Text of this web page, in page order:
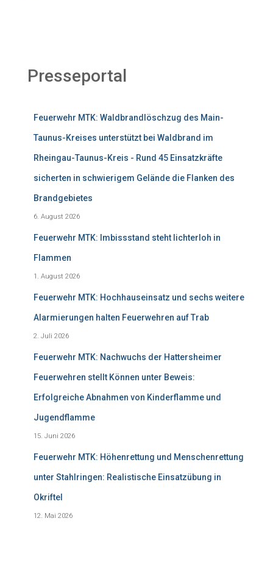
Presseportal
Feuerwehr MTK: Waldbrandlöschzug des Main-
Taunus-Kreises unterstützt bei Waldbrand im
Rheingau-Taunus-Kreis - Rund 45 Einsatzkräfte
sicherten in schwierigem Gelände die Flanken des
Brandgebietes
6. August 2026
Feuerwehr MTK: Imbissstand steht lichterloh in
Flammen
1. August 2026
Feuerwehr MTK: Hochhauseinsatz und sechs weitere
Alarmierungen halten Feuerwehren auf Trab
2. Juli 2026
Feuerwehr MTK: Nachwuchs der Hattersheimer
Feuerwehren stellt Können unter Beweis:
Erfolgreiche Abnahmen von Kinderflamme und
Jugendflamme
15. Juni 2026
Feuerwehr MTK: Höhenrettung und Menschenrettung
unter Stahlringen: Realistische Einsatzübung in
Okriftel
12. Mai 2026